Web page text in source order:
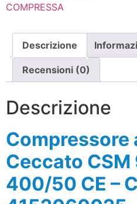
COMPRESSA
Descrizione
Recensioni (0)
Descrizione
Compressore
Ceccato CSM
400/50 CE –